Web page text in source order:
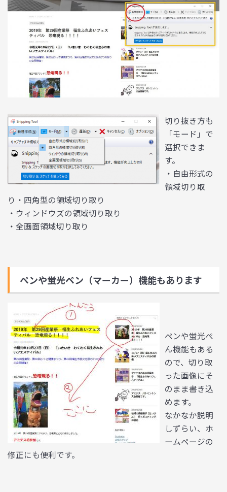
切り抜き方も
「モード」で
選択できま
す。
・自由形式の
領域切り取
り・四角型の領域切り取り
・ウィンドウズの領域切り取り
・全画面領域切り取り
ペンや蛍光ペン（マーカー）機能もあります
ペンや蛍光ぺ
ん機能もある
ので、切り取
った画像にそ
のまま書き込
めます。
なかなか説明
しずらい、ホ
ームページの
修正にも便利です。